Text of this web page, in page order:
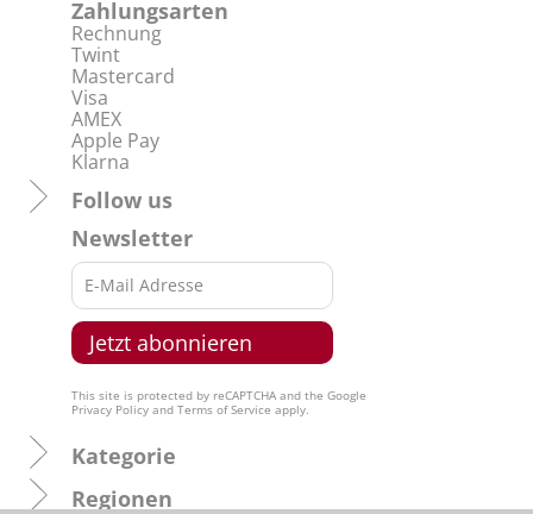
Zahlungsarten
Rechnung
Twint
Mastercard
Visa
AMEX
Apple Pay
Klarna
Follow us
Newsletter
This site is protected by reCAPTCHA and the Google
Privacy Policy and Terms of Service apply.
Kategorie
Regionen